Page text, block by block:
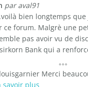
par aval91
bien longtemps que
ce forum. Malgrè une
pas avoir vu de
Bank qui a
Merci
savoir plus